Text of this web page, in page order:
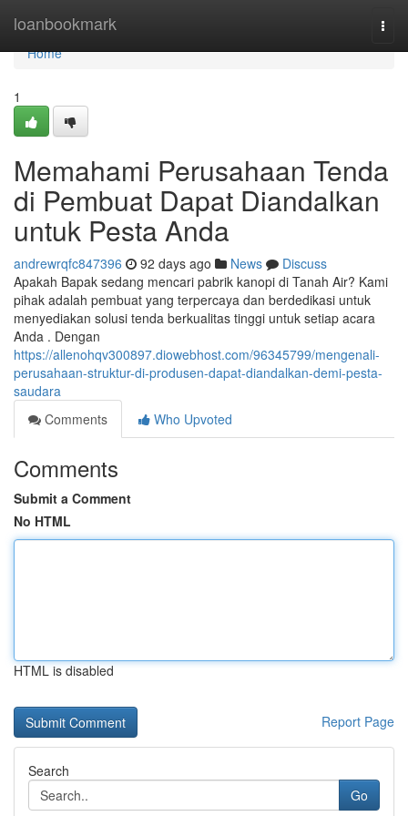
loanbookmark
Home
Home
1
Memahami Perusahaan Tenda
di Pembuat Dapat Diandalkan
untuk Pesta Anda
andrewrqfc847396 92 days ago News
Discuss
Apakah Bapak sedang mencari pabrik kanopi di Tanah Air? Kami
pihak adalah pembuat yang terpercaya dan berdedikasi untuk
menyediakan solusi tenda berkualitas tinggi untuk setiap acara
Anda . Dengan
https://allenohqv300897.diowebhost.com/96345799/mengenali-
perusahaan-struktur-di-produsen-dapat-diandalkan-demi-pesta-
saudara
Comments
Who Upvoted
Comments
Submit a Comment
No HTML
HTML is disabled
Report Page
Search
Go